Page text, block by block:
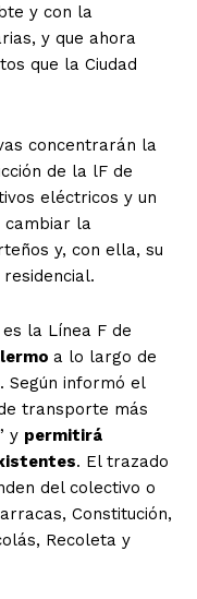
y con la
y que ahora
que la Ciudad
concentrarán la
de la lF de
eléctricos y un
cambiar la
y, con ella, su
la Línea F de
a lo largo de
Según informó el
transporte más
y permitirá
. El trazado
del colectivo o
Constitución,
Recoleta y